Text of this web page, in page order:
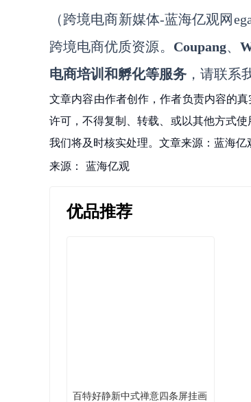
（跨境电商新媒体-蓝海亿观网
跨境电商优质资源。 Coupang、
电商培训和孵化等服务 ，请联系
文章内容由作者创作，作者负责内容的
许可，不得复制、转载、或以其他方式
我们将及时核实处理。文章来源：蓝海亿
来源： 蓝海亿观
优品推荐
百特好静新中式禅意四条屏挂画